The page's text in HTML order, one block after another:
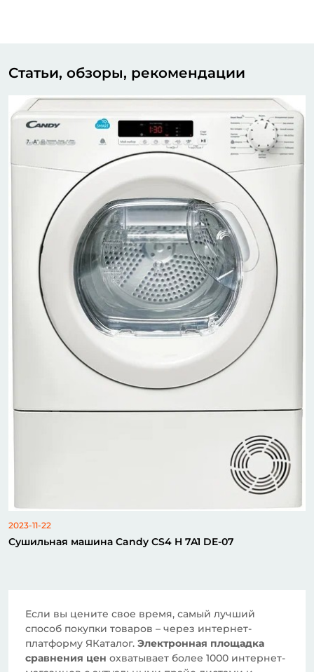
Статьи, обзоры, рекомендации
2023-11-22
Сушильная машина Candy CS4 H 7A1 DE-07
Если вы цените свое время, самый лучший
способ покупки товаров – через интернет-
платформу ЯКаталог. Электронная площадка
сравнения цен охватывает более 1000 интернет-